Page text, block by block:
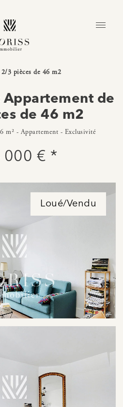
3 pièces de 46 m2
Appartement de
de 46 m2
m² - Appartement - Exclusivité
000 € *
Loué/Vendu